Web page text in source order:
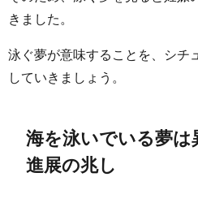
きました。
泳ぐ夢が意味することを、シチ
していきましょう。
海を泳いでいる夢は
進展の兆し